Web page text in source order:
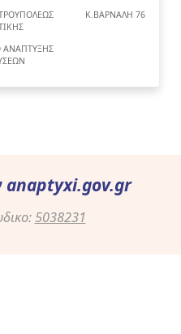
Κ.ΒΑΡΝΑΛΗ 76
ΑΝΑΠΤΥΞΗΣ
anaptyxi.gov.gr
5038231